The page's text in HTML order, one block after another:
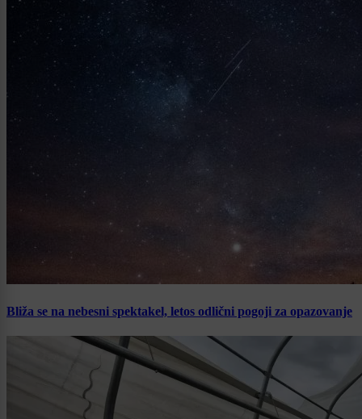
Bliža se na nebesni spektakel, letos odlični pogoji za opazovanje